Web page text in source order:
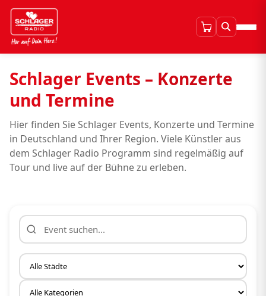
Schlager Events – Konzerte
und Termine
Hier finden Sie Schlager Events, Konzerte und Termine
in Deutschland und Ihrer Region. Viele Künstler aus
dem Schlager Radio Programm sind regelmäßig auf
Tour und live auf der Bühne zu erleben.